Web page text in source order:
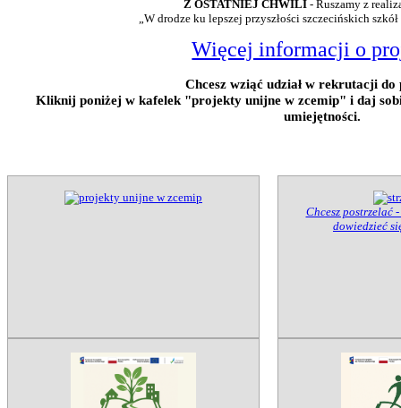
Z OSTATNIEJ CHWILI - Ruszamy z
„W drodze ku lepszej przyszłości szczecińskich
Więcej informacji o
Chcesz wziąć udział w rekrutacji
Kliknij poniżej w kafelek "projekty unijne w zcemip" i daj
umiejętności.
Chcesz postrzelać
dowiedzieć